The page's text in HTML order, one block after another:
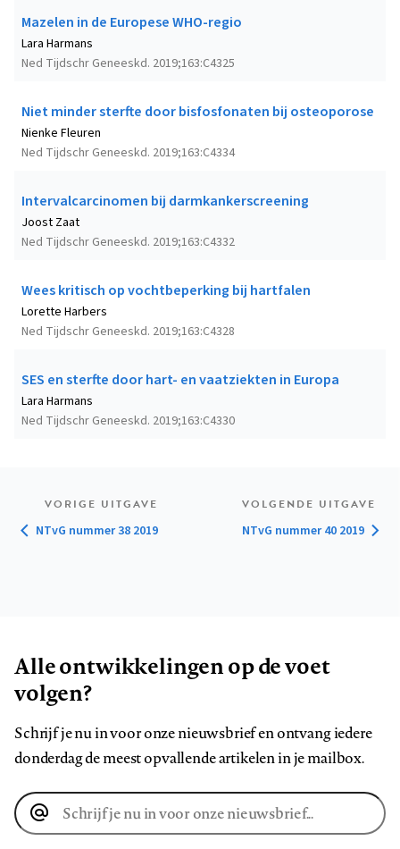
Mazelen in de Europese WHO-regio
Ned Tijdschr Geneeskd. 2019;163:C4325
Lara Harmans
Niet minder sterfte door bisfosfonaten bij osteoporose
Ned Tijdschr Geneeskd. 2019;163:C4334
Nienke Fleuren
Intervalcarcinomen bij darmkankerscreening
Ned Tijdschr Geneeskd. 2019;163:C4332
Joost Zaat
Wees kritisch op vochtbeperking bij hartfalen
Ned Tijdschr Geneeskd. 2019;163:C4328
Lorette Harbers
SES en sterfte door hart- en vaatziekten in Europa
Ned Tijdschr Geneeskd. 2019;163:C4330
Lara Harmans
VORIGE UITGAVE
NTvG nummer 38 2019
VOLGENDE UITGAVE
NTvG nummer 40 2019
Alle ontwikkelingen op de voet
volgen?
Schrijf je nu in voor onze nieuwsbrief en ontvang iedere
donderdag de meest opvallende artikelen in je mailbox.
E-